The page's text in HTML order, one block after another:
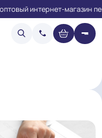
оптовый интернет-